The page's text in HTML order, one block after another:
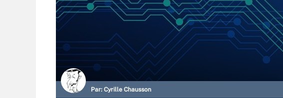
Par: Cyrille Chausson